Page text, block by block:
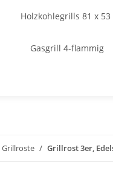
Holzkohlegrills 81 x 53
Gasgrill 4-flammig
Grillroste Grillrost 3er,